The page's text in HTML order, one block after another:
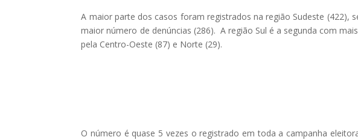
A maior parte dos casos foram registrados na região Sudeste (422),
maior número de denúncias (286). A região Sul é a segunda com
pela Centro-Oeste (87) e Norte (29).
O número é quase 5 vezes o registrado em toda a campanha